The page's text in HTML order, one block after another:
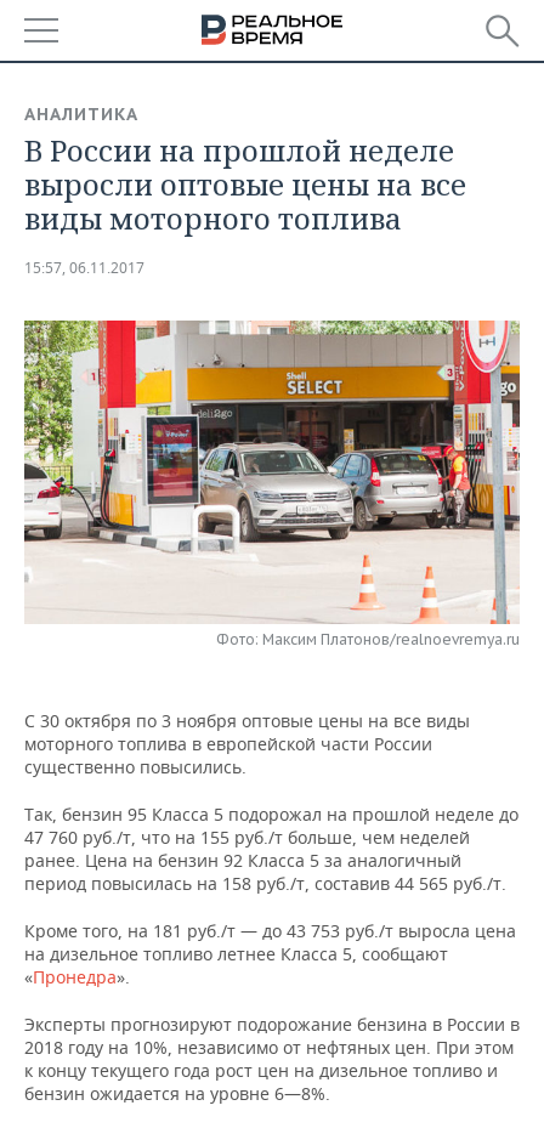
БАШКОРТОСТАН
ТАТАРСТАН
НОВОСТИ
АНАЛИТИКА
КОРОЛИ ГОСЗАКАЗА ПФО
ВУЗЫ ТАТАРСТАНА
КОМУ ПРИНАДЛЕЖАТ
ТОРГОВЫЕ ЦЕНТРЫ
ТАТАРСТАНА
ФИНАНСЫ
БАНКИ
БЮДЖЕТ
ИНВЕСТИЦИИ
НОВОСТИ
ПРОМЫШЛЕННОСТИ
АГРОПРОМ
МАШИНОСТРОЕНИЕ
НЕФТЕХИМИЯ
ЭНЕРГЕТИКА
НЕДВИЖИМОСТЬ
НОВОСТИ НЕДВИЖИМОСТИ
АВТО
НОВОСТИ АВТО
БИЗНЕС
НОВОСТИ БИЗНЕСА
ТЕХНОЛОГИИ
ТЕЛЕКОММУНИКАЦИИ
МЕРОПРИЯТИЯ
НОВОСТИ МЕРОПРИЯТИЙ
БИЗНЕС-БРАНЧИ
ONLINE-КОНФЕРЕНЦИИ
ОТКРЫТАЯ ЛЕКЦИЯ
ФУТБОЛ
ХОККЕЙ
БАСКЕТБОЛ
ВОЛЕЙБОЛ
КИБЕРСПОРТ
ФИГУРНОЕ КАТАНИЕ
ВОДНЫЕ ВИДЫ СПОРТА
НОВОСТИ ОБЩЕСТВА
ВЛАСТЬ
ИНФРАСТРУКТУРА
ИСТОРИЯ
КУЛЬТУРА
МЕДИЦИНА
ОБРАЗОВАНИЕ
ФОТОГАЛЕРЕЯ
СЮЖЕТЫ
СПРАВОЧНИК
СПИСОК ПЕРСОН
СПИСОК КОМПАНИЙ
ПОЛНАЯ ВЕРСИЯ
АНАЛИТИКА
В России на прошлой неделе
выросли оптовые цены на все
виды моторного топлива
15:57, 06.11.2017
Фото: Максим Платонов/realnoevremya.ru
C 30 октября по 3 ноября оптовые цены на все виды
моторного топлива в европейской части России
существенно повысились.
Так, бензин 95 Класса 5 подорожал на прошлой неделе до
47 760 руб./т, что на 155 руб./т больше, чем неделей
ранее. Цена на бензин 92 Класса 5 за аналогичный
период повысилась на 158 руб./т, составив 44 565 руб./т.
Кроме того, на 181 руб./т — до 43 753 руб./т выросла цена
на дизельное топливо летнее Класса 5, сообщают
«Пронедра».
Эксперты прогнозируют подорожание бензина в России в
2018 году на 10%, независимо от нефтяных цен. При этом
к концу текущего года рост цен на дизельное топливо и
бензин ожидается на уровне 6—8%.